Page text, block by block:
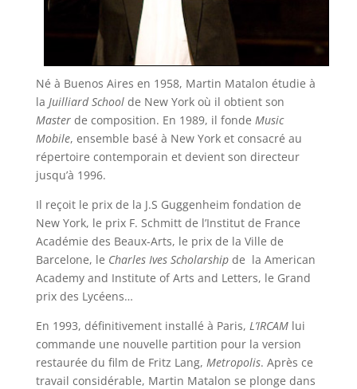
Né à Buenos Aires en 1958, Martin Matalon étudie à
la Juilliard Schoolde New York où il obtient son
Masterde composition. En 1989, il fonde Music
Mobile, ensemble basé à New York et consacré au
répertoire contemporain et devient son directeur
jusqu’à 1996.
Il reçoit le prix de la J.S Guggenheim fondation de
New York, le prix F. Schmitt de l’Institut de France
Académie des Beaux-Arts, le prix de la Ville de
Barcelone, le Charles Ives Scholarshipde la American
Academy and Institute of Arts and Letters, le Grand
prix des Lycéens…
En 1993, définitivement installé à Paris, L’IRCAMlui
commande une nouvelle partition pour la version
restaurée du film de Fritz Lang, Metropolis. Après ce
travail considérable, Martin Matalon se plonge dans